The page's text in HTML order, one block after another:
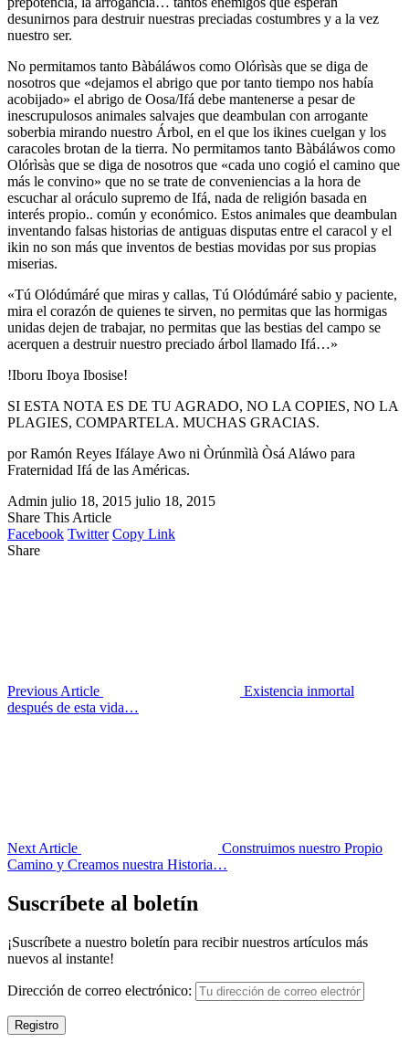
desunirnos para destruir nuestras preciadas costumbres y a la vez
nuestro ser.
No permitamos tanto Bàbáláwos como Olórìsàs que se diga de
nosotros que «dejamos el abrigo que por tanto tiempo nos había
acobijado» el abrigo de Oosa/Ifá debe mantenerse a pesar de
inescrupulosos animales salvajes que deambulan con arrogante
soberbia mirando nuestro Árbol, en el que los ikines cuelgan y los
caracoles brotan de la tierra. No permitamos tanto Bàbáláwos como
Olórìsàs que se diga de nosotros que «cada uno cogió el camino que
más le convino» que no se trate de conveniencias a la hora de
escuchar al oráculo supremo de Ifá, nada de religión basada en
interés propio.. común y económico. Estos animales que deambulan
inventando falsas historias de antiguas disputas entre el caracol y el
ikin no son más que inventos de bestias movidas por sus propias
miserias.
«Tú Olódúmáré que miras y callas, Tú Olódúmáré sabio y paciente,
mira el corazón de quienes te sirven, no permitas que las hormigas
unidas dejen de trabajar, no permitas que las bestias del campo se
acerquen a destruir nuestro preciado árbol llamado Ifá…»
!Iboru Iboya Ibosise!
SI ESTA NOTA ES DE TU AGRADO, NO LA COPIES, NO LA
PLAGIES, COMPARTELA. MUCHAS GRACIAS.
por Ramón Reyes Ifálaye Awo ni Òrúnmìlà Òsá Aláwo para
Fraternidad Ifá de las Américas.
Admin julio 18, 2015 julio 18, 2015
Share This Article
Facebook Twitter Copy Link
Share
Previous Article
Existencia inmortal
después de esta vida…
Next Article
Construimos nuestro Propio
Camino y Creamos nuestra Historia…
Suscríbete al boletín
¡Suscríbete a nuestro boletín para recibir nuestros artículos más
nuevos al instante!
Dirección de correo electrónico: